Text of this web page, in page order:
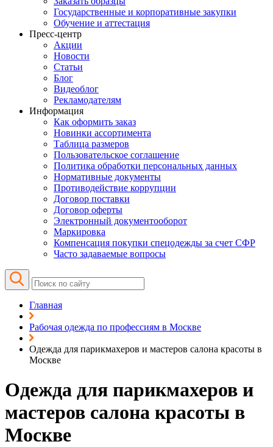
Государственные и корпоративные закупки
Обучение и аттестация
Пресс-центр
Акции
Новости
Статьи
Блог
Видеоблог
Рекламодателям
Информация
Как оформить заказ
Новинки ассортимента
Таблица размеров
Пользовательское соглашение
Политика обработки персональных данных
Нормативные документы
Противодействие коррупции
Договор поставки
Договор оферты
Электронный документооборот
Маркировка
Компенсация покупки спецодежды за счет СФР
Часто задаваемые вопросы
Главная
Рабочая одежда по профессиям в Москве
Одежда для парикмахеров и мастеров салона красоты в
Москве
Одежда для парикмахеров и
мастеров салона красоты в
Москве